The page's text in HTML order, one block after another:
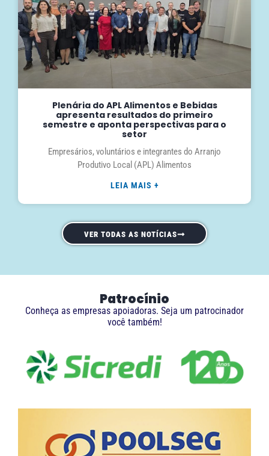
Plenária do APL Alimentos e Bebidas
apresenta resultados do primeiro
semestre e aponta perspectivas para o
setor
Empresários, voluntários e integrantes do Arranjo
Produtivo Local (APL) Alimentos
LEIA MAIS +
VER TODAS AS NOTÍCIAS
Patrocínio
Conheça as empresas apoiadoras. Seja um patrocinador
você também!